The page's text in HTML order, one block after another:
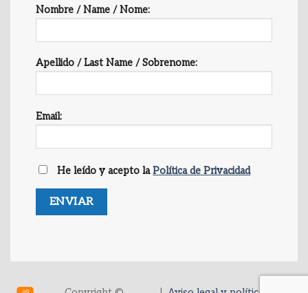
Nombre / Name / Nome:
Apellido / Last Name / Sobrenome:
Email:
He leído y acepto laPolítica de Privacidad